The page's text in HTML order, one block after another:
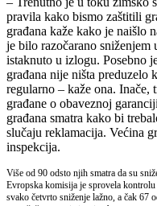
pravila kako bismo zaštitili
građana kaže kako je naišlo
je bilo razočarano
istaknuto u izlogu. Posebno
građana nije ništa preduzelo
regularno – kaže ona.
građane o obaveznoj
građana smatra kako bi
slučaju reklamacija. Većina
inspekcija.
Više od 90 odsto njih smatra da su
Evropska komisija je sprovela
svako četvrto sniženje lažno, a čak 67